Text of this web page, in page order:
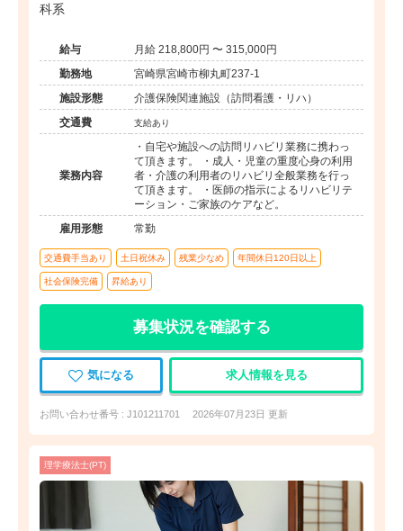
科系
給与
月給 218,800円 〜 315,000円
勤務地
宮崎県宮崎市柳丸町237-1
施設形態
介護保険関連施設（訪問看護・リハ）
交通費
支給あり
業務内容
・自宅や施設への訪問リハビリ業務に携わっ
て頂きます。 ・成人・児童の重度心身の利用
者・介護の利用者のリハビリ全般業務を行っ
て頂きます。 ・医師の指示によるリハビリテ
ーション・ご家族のケアなど。
雇用形態
常勤
交通費手当あり 土日祝休み 残業少なめ 年間休日120日以上
社会保険完備 昇給あり
募集状況を確認する
気になる 求人情報を見る
お問い合わせ番号 : J101211701 2026年07月23日 更新
理学療法士(PT)